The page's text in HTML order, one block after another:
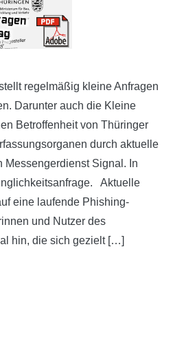
regelmäßig kleine Anfragen
Darunter auch die Kleine
Betroffenheit von Thüringer
durch aktuelle
Messengerdienst Signal. In
Aktuelle
eine laufende Phishing-
und Nutzer des
hin, die sich gezielt […]